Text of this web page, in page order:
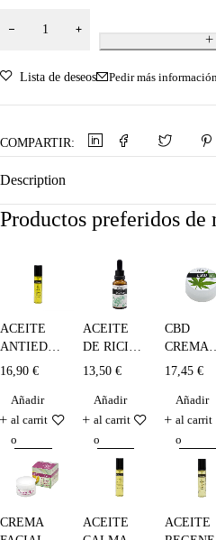
Lista de deseos Pedir más
COMPARTIR:
Description
Productos preferidos de
ACEITE
ANTIEDAD
- 100 ml.
16,90 €
Añadir
al carrit
o
ACEITE
DE RICINO
PLANTIS -
13,50 €
Añadir
al carrit
o
CBD
CREMA
DE
17,45€
Añadir
al carrit
o
CREMA
ACEITE
ACEITE